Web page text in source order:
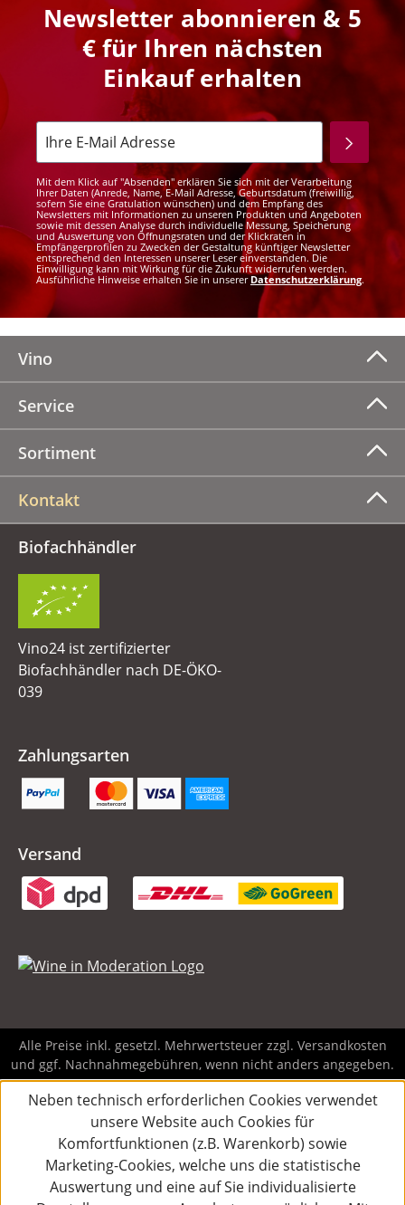
Newsletter abonnieren & 5
€ für Ihren nächsten
Einkauf erhalten
Mit dem Klick auf "Absenden" erklären Sie sich mit der Verarbeitung
Ihrer Daten (Anrede, Name, E-Mail Adresse, Geburtsdatum (freiwillig,
sofern Sie eine Gratulation wünschen) und dem Empfang des
Newsletters mit Informationen zu unseren Produkten und Angeboten
sowie mit dessen Analyse durch individuelle Messung, Speicherung
und Auswertung von Öffnungsraten und der Klickraten in
Empfängerprofilen zu Zwecken der Gestaltung künftiger Newsletter
entsprechend den Interessen unserer Leser einverstanden. Die
Einwilligung kann mit Wirkung für die Zukunft widerrufen werden.
Ausführliche Hinweise erhalten Sie in unsererDatenschutzerklärung.
Vino
Service
Sortiment
Kontakt
Biofachhändler
Vino24 ist zertifizierter
Biofachhändler nach DE-ÖKO-
039
Zahlungsarten
Versand
Alle Preise inkl. gesetzl. Mehrwertsteuer zzgl. Versandkosten
und ggf. Nachnahmegebühren, wenn nicht anders angegeben.
Neben technisch erforderlichen Cookies verwendet
unsere Website auch Cookies für
Komfortfunktionen (z.B. Warenkorb) sowie
Marketing-Cookies, welche uns die statistische
Auswertung und eine auf Sie individualisierte